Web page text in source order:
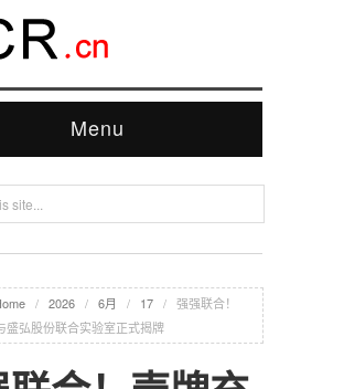
Menu
/ 2026 / 6月 / 17 / 强强联合！
盛弘股份联合实验室正式揭牌